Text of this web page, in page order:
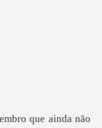
nda não